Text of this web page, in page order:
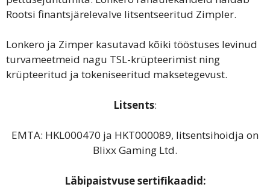
Rootsi finantsjärelevalve litsentseeritud Zimpler.
Lonkero ja Zimper kasutavad kõiki tööstuses levinud
turvameetmeid nagu TSL-krüpteerimist ning
krüpteeritud ja tokeniseeritud maksetegevust.
Litsents:
EMTA: HKL000470 ja HKT000089, litsentsihoidja on
Blixx Gaming Ltd.
Läbipaistvuse sertifikaadid: